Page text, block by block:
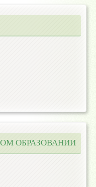
ОБРАЗОВАНИИ